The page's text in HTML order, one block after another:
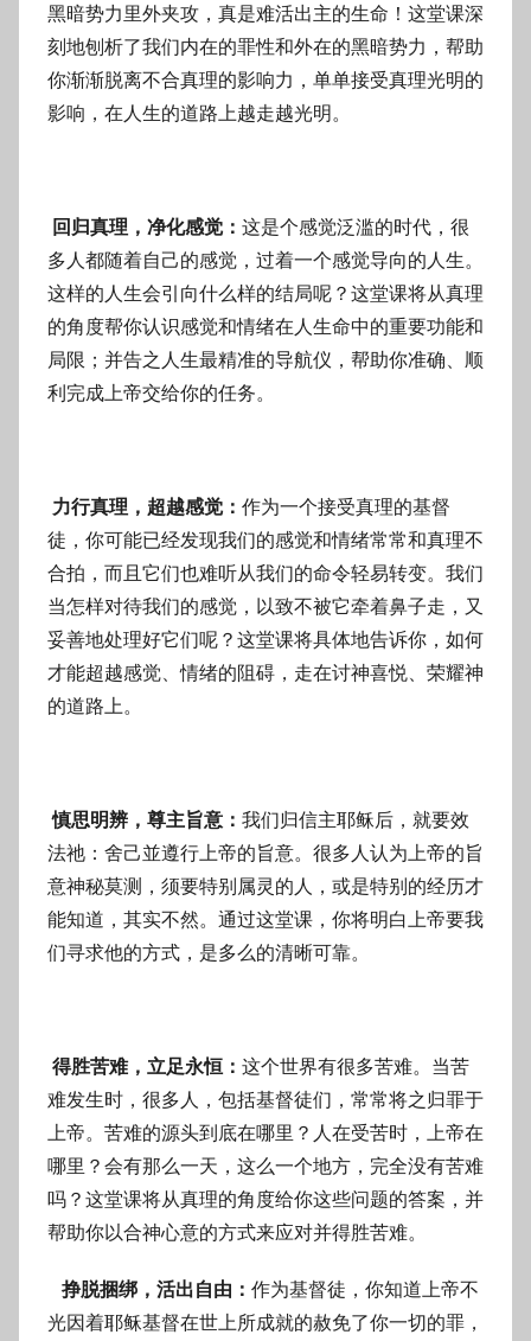
黑暗势力里外夹攻，真是难活出主的生命！这堂课深
刻地刨析了我们内在的罪性和外在的黑暗势力，帮助
你渐渐脱离不合真理的影响力，单单接受真理光明的
影响，在人生的道路上越走越光明。
回归真理，净化感觉： 这是个感觉泛滥的时代，很
多人都随着自己的感觉，过着一个感觉导向的人生。
这样的人生会引向什么样的结局呢？这堂课将从真理
的角度帮你认识感觉和情绪在人生命中的重要功能和
局限；并告之人生最精准的导航仪，帮助你准确、顺
利完成上帝交给你的任务。
力行真理，超越感觉： 作为一个接受真理的基督
徒，你可能已经发现我们的感觉和情绪常常和真理不
合拍，而且它们也难听从我们的命令轻易转变。我们
当怎样对待我们的感觉，以致不被它牵着鼻子走，又
妥善地处理好它们呢？这堂课将具体地告诉你，如何
才能超越感觉、情绪的阻碍，走在讨神喜悦、荣耀神
的道路上。
慎思明辨，尊主旨意： 我们归信主耶稣后，就要效
法祂：舍己並遵行上帝的旨意。很多人认为上帝的旨
意神秘莫测，须要特别属灵的人，或是特别的经历才
能知道，其实不然。通过这堂课，你将明白上帝要我
们寻求他的方式，是多么的清晰可靠。
得胜苦难，立足永恒： 这个世界有很多苦难。当苦
难发生时，很多人，包括基督徒们，常常将之归罪于
上帝。苦难的源头到底在哪里？人在受苦时，上帝在
哪里？会有那么一天，这么一个地方，完全没有苦难
吗？这堂课将从真理的角度给你这些问题的答案，并
帮助你以合神心意的方式来应对并得胜苦难。
挣脱捆绑，活出自由： 作为基督徒，你知道上帝不
光因着耶稣基督在世上所成就的赦免了你一切的罪，